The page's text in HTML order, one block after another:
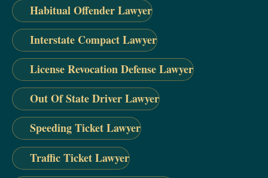
Habitual Offender Lawyer
Interstate Compact Lawyer
License Revocation Defense Lawyer
Out Of State Driver Lawyer
Speeding Ticket Lawyer
Traffic Ticket Lawyer